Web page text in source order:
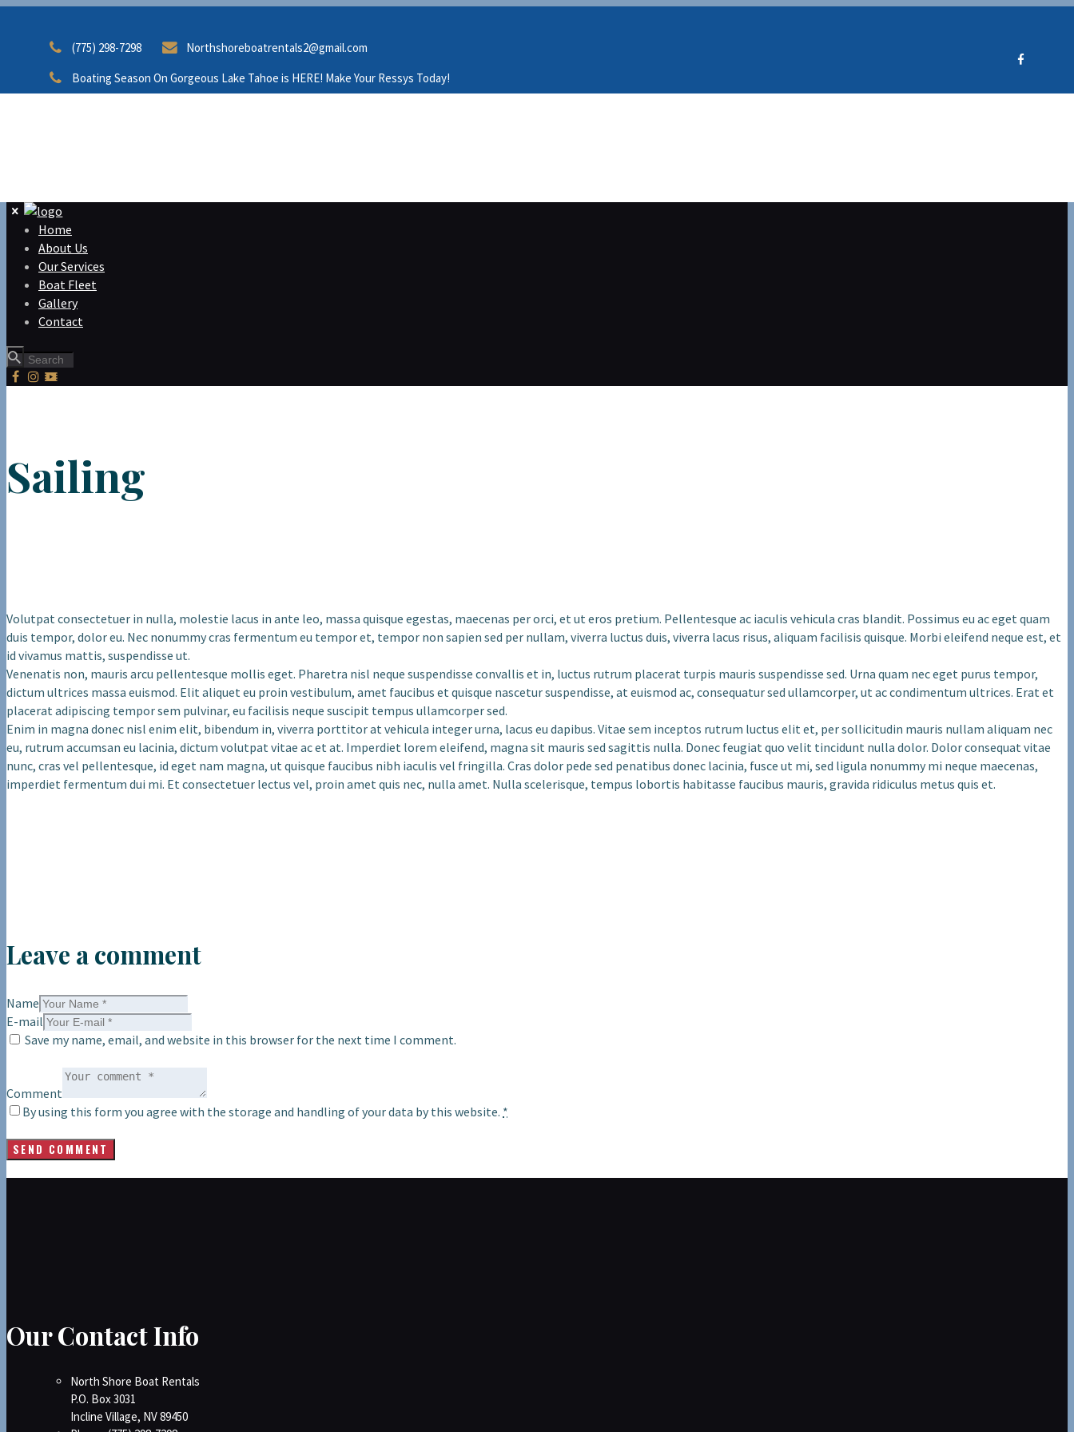
(775) 298-7298 Northshoreboatrentals2@gmail.com
Boating Season On Gorgeous Lake Tahoe is HERE! Make Your Ressys Today!
Home
About Us
Our Services
Boat Fleet
Gallery
Contact
Sailing
Volutpat consectetuer in nulla, molestie lacus in ante leo, massa quisque egestas, maecenas per orci, et ut eros pretium. Pellentesque ac iaculis vehicula cras blandit. Possimus eu ac eget quam
duis tempor, dolor eu. Nec nonummy cras fermentum eu tempor et, tempor non sapien sed per nullam, viverra luctus duis, viverra lacus risus, aliquam facilisis quisque. Morbi eleifend neque est, et
id vivamus mattis, suspendisse ut.
Venenatis non, mauris arcu pellentesque mollis eget. Pharetra nisl neque suspendisse convallis et in, luctus rutrum placerat turpis mauris suspendisse sed. Urna quam nec eget purus tempor,
dictum ultrices massa euismod. Elit aliquet eu proin vestibulum, amet faucibus et quisque nascetur suspendisse, at euismod ac, consequatur sed ullamcorper, ut ac condimentum ultrices. Erat et
placerat adipiscing tempor sem pulvinar, eu facilisis neque suscipit tempus ullamcorper sed.
Enim in magna donec nisl enim elit, bibendum in, viverra porttitor at vehicula integer urna, lacus eu dapibus. Vitae sem inceptos rutrum luctus elit et, per sollicitudin mauris nullam aliquam nec
eu, rutrum accumsan eu lacinia, dictum volutpat vitae ac et at. Imperdiet lorem eleifend, magna sit mauris sed sagittis nulla. Donec feugiat quo velit tincidunt nulla dolor. Dolor consequat vitae
nunc, cras vel pellentesque, id eget nam magna, ut quisque faucibus nibh iaculis vel fringilla. Cras dolor pede sed penatibus donec lacinia, fusce ut mi, sed ligula nonummy mi neque maecenas,
imperdiet fermentum dui mi. Et consectetuer lectus vel, proin amet quis nec, nulla amet. Nulla scelerisque, tempus lobortis habitasse faucibus mauris, gravida ridiculus metus quis et.
Leave a comment
Name
E-mail
Save my name, email, and website in this browser for the next time I comment.
Comment
By using this form you agree with the storage and handling of your data by this website. *
Our Contact Info
North Shore Boat Rentals
P.O. Box 3031
Incline Village, NV 89450